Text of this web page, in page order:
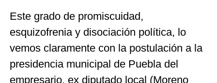
Este grado de promiscuidad,
esquizofrenia y disociación política, lo
vemos claramente con la postulación a la
presidencia municipal de Puebla del
empresario, ex diputado local (Moreno